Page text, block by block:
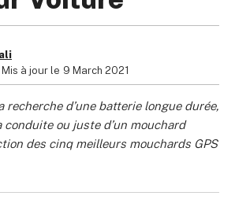
Mis à jour le 9 March 2021
recherche d’une batterie longue durée,
conduite ou juste d’un mouchard
des cinq meilleurs mouchards GPS